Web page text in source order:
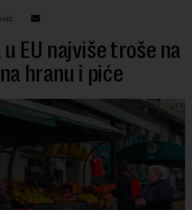
EU najviše troše na
hranu i piće